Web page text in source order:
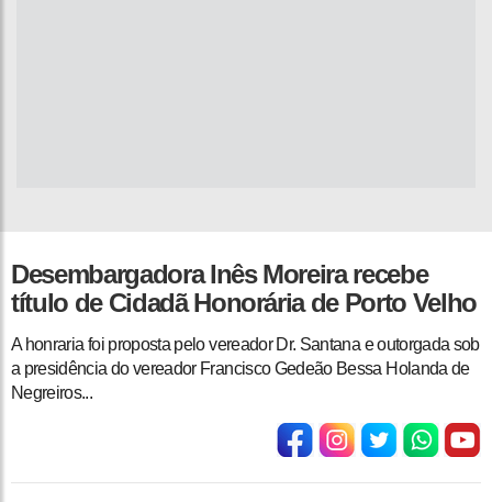
Desembargadora Inês Moreira recebe
título de Cidadã Honorária de Porto Velho
A honraria foi proposta pelo vereador Dr. Santana e outorgada sob
a presidência do vereador Francisco Gedeão Bessa Holanda de
Negreiros...